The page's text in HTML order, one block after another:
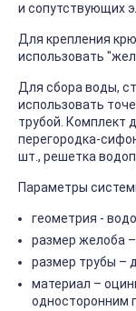
и сопутствующих
Для крепления
использовать
Для сбора воды,
использовать
трубой. Комплект
перегородка-
шт., решетка
Параметры
геометрия -
размер желоба
размер трубы –
материал –
односторонним